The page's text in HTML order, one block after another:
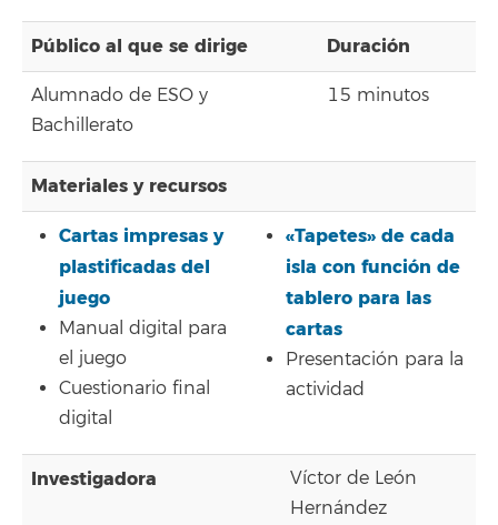
Público al que se dirige Duración
Alumnado de ESO y
Bachillerato
15 minutos
Materiales y recursos
Cartas impresas y
plastificadas del
juego
Manual digital para
el juego
Cuestionario final
digital
«Tapetes» de cada
isla con función de
tablero para las
cartas
Presentación para la
actividad
Investigadora
Víctor de León
Hernández